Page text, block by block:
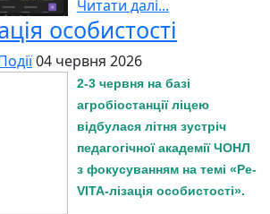
Читати далі...
особистості
04 червня 2026
2-3 червня на базі
агробіостанції ліцею
відбулася літня зустріч
педагогічної академії ЧОНЛ
з фокусуванням на темі «Ре-
VITA-лізація особистості».